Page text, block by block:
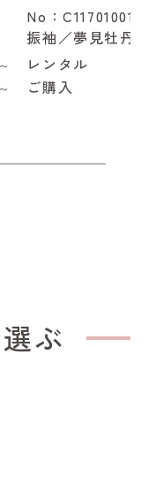
No：
振袖／夢見牡丹／
レンタル
ご購入
ぶ